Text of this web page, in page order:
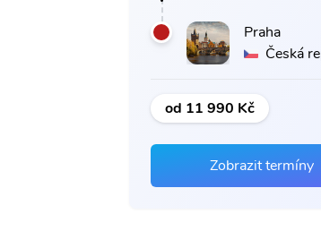
Praha
Česká
od 11 990 Kč
Zobrazit termíny